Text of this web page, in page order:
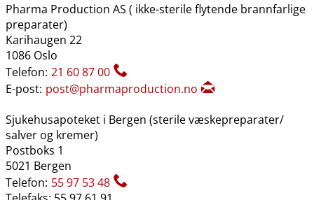
Pharma Production AS ( ikke-sterile flytende brannfarlige
preparater)
Karihaugen 22
1086 Oslo
Telefon: 21 60 87 00
E-post: post@pharmaproduction.no
Sjukehusapoteket i Bergen (sterile væskepreparater​/​
salver og kremer)
Postboks 1
5021 Bergen
Telefon: 55 97 53 48